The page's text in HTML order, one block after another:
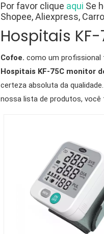
Por favor clique aqui Se
Shopee, Aliexpress,
Hospitais
Cofoe. como um
Hospitais KF-75C monitor
certeza absoluta da
nossa lista de produtos,